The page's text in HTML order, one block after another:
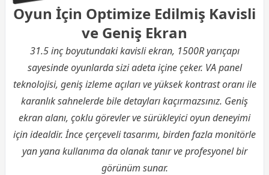
Oyun İçin Optimize Edilmiş Kavisli
ve Geniş Ekran
31.5 inç boyutundaki kavisli ekran, 1500R yarıçapı
sayesinde oyunlarda sizi adeta içine çeker. VA panel
teknolojisi, geniş izleme açıları ve yüksek kontrast oranı ile
karanlık sahnelerde bile detayları kaçırmazsınız. Geniş
ekran alanı, çoklu görevler ve sürükleyici oyun deneyimi
için idealdir. İnce çerçeveli tasarımı, birden fazla monitörle
yan yana kullanıma da olanak tanır ve profesyonel bir
görünüm sunar.